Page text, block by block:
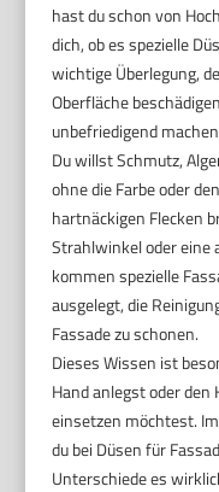
hast du schon von
dich, ob es spezielle
wichtige Überlegung,
Oberfläche
unbefriedigend
Du willst Schmutz,
ohne die Farbe oder
hartnäckigen Flecken
Strahlwinkel oder eine
kommen spezielle
ausgelegt, die
Fassade zu schonen.
Dieses Wissen ist
Hand anlegst oder
einsetzen möchtest.
du bei Düsen für
Unterschiede es